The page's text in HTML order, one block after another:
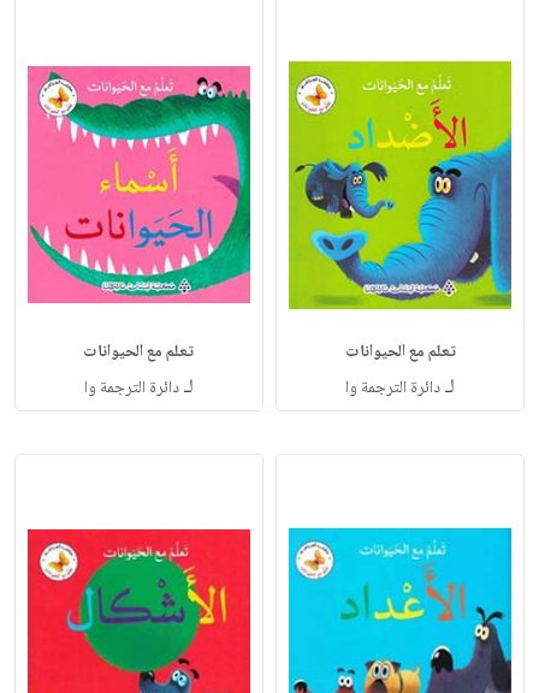
تعلم مع الحيوانات
لـدائرة الترجمة وا
تعلم مع الحيوانات
لـدائرة الترجمة وا